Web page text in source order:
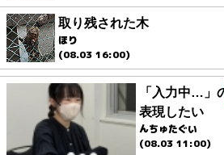
取り残された木
ほり
(08.03 16:00)
「入力中…」
表現したい
んちゅたぐい
(08.03 11:00)